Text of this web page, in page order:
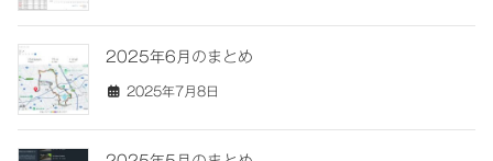
2025年6月のまとめ
2025年7月8日